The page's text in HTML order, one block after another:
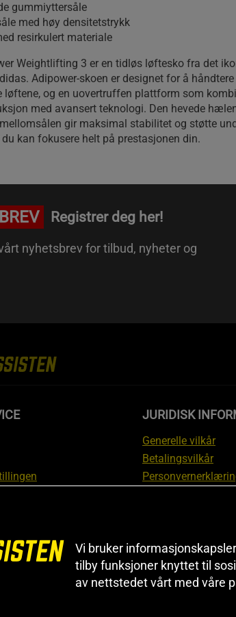
gummiyttersåle
med høy densitetstrykk
resirkulert materiale
Weightlifting 3 er en tidløs løftesko fra det
Adipower-skoen er designet for å
løftene, og en uovertruffen plattform som
med avansert teknologi. Den hevede
gir maksimal stabilitet og støtte
kan fokusere helt på prestasjonen din.
Registrer deg her!
nyhetsbrev for tilbud, nyheter og
JURIDISK
Generelle vilkår
Betalingsvilkår
Informasjon om
reklamasjon
Cookieinnstillinger
Vi bruker
tilby funksjoner knyttet til
av nettstedet vårt med våre